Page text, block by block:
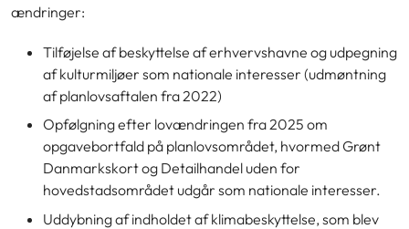
ændringer:
Tilføjelse af beskyttelse af erhvervshavne og udpegning
af kulturmiljøer som nationale interesser (udmøntning
af planlovsaftalen fra 2022)
Opfølgning efter lovændringen fra 2025 om
opgavebortfald på planlovsområdet, hvormed Grønt
Danmarkskort og Detailhandel uden for
hovedstadsområdet udgår som nationale interesser.
Uddybning af indholdet af klimabeskyttelse, som blev